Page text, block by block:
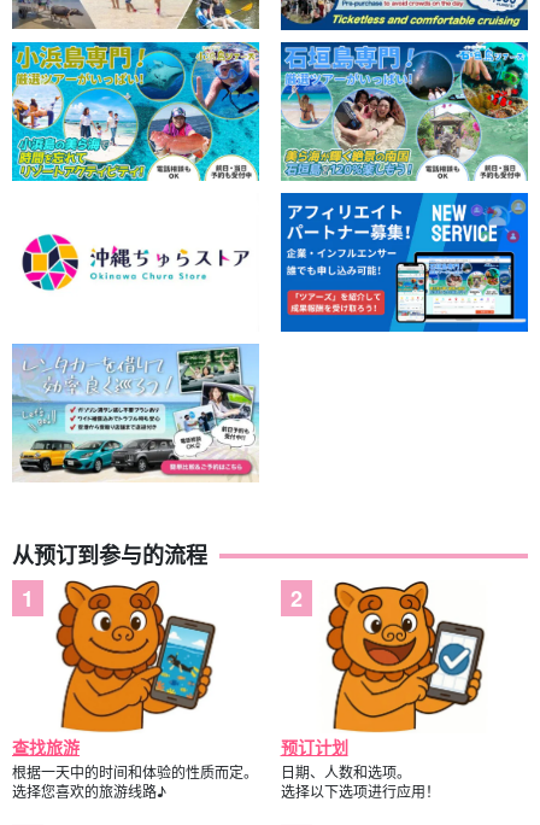
从预订到参与的流程
查找旅游
根据一天中的时间和体验的性质而定。
选择您喜欢的旅游线路♪
预订计划
日期、人数和选项。
选择以下选项进行应用！